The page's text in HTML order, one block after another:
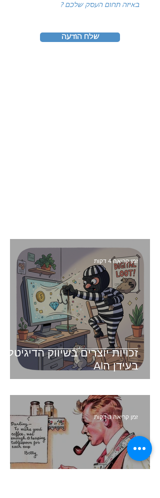
שלח הודעה
זכויות יוצרים בשיווק הדיגיטלי
בעידן הAI
זמן קריאה 4 דקות
זמן קריאה 3 דקות